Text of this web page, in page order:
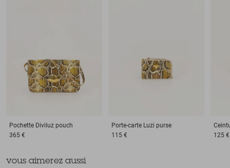
Pochette Diviluz pouch
365 €
Porte-carte Luzi purse
115 €
125 €
vous aimerez aussi